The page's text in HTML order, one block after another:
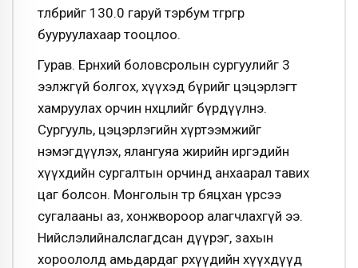
төлбөрийг 130.0 гаруй тэрбум төгрөгөөр
бууруулахаар тооцлоо.
Гурав. Ерөнхий боловсролын сургуулийг 3
ээлжгүй болгох, хүүхэд бүрийг цэцэрлэгт
хамруулах орчин нөхцөлийг бүрдүүлнэ.
Сургууль, цэцэрлэгийн хүртээмжийг
нэмэгдүүлэх, ялангуяа жирийн иргэдийн
хүүхдийн сургалтын орчинд анхаарал тавих
цаг болсон. Монголын төр бяцхан үрсээ
сугалааны аз, хонжвороор алагчлахгүй ээ.
Нийслэлийналслагдсан дүүрэг, захын
хороололд амьдардаг өрхүүдийн хүүхдүүд